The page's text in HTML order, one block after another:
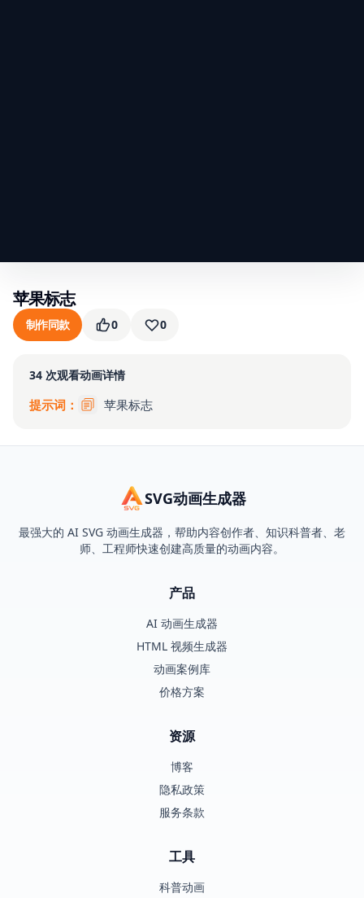
苹果标志
制作同款 0 0
34 次观看动画详情
提示词： 苹果标志
SVG动画生成器
最强大的 AI SVG 动画生成器，帮助内容创作者、知识科普者、老
师、工程师快速创建高质量的动画内容。
产品
AI 动画生成器
HTML 视频生成器
动画案例库
价格方案
资源
博客
隐私政策
服务条款
工具
科普动画